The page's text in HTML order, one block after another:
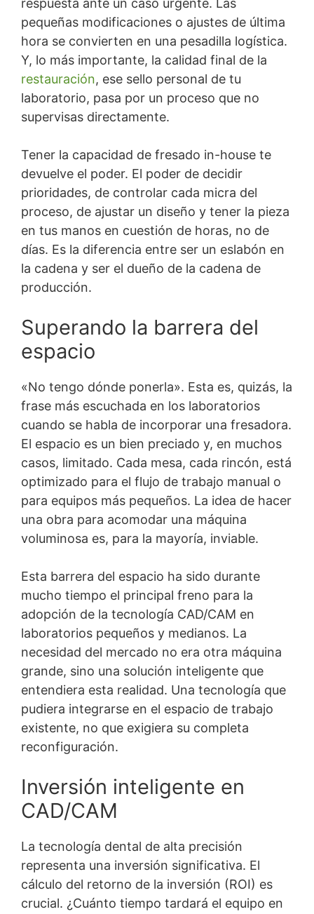
respuesta ante un caso urgente. Las
pequeñas modificaciones o ajustes de última
hora se convierten en una pesadilla logística.
Y, lo más importante, la calidad final de la
restauración, ese sello personal de tu
laboratorio, pasa por un proceso que no
supervisas directamente.
Tener la capacidad de fresado in-house te
devuelve el poder. El poder de decidir
prioridades, de controlar cada micra del
proceso, de ajustar un diseño y tener la pieza
en tus manos en cuestión de horas, no de
días. Es la diferencia entre ser un eslabón en
la cadena y ser el dueño de la cadena de
producción.
Superando la barrera del
espacio
«No tengo dónde ponerla». Esta es, quizás, la
frase más escuchada en los laboratorios
cuando se habla de incorporar una fresadora.
El espacio es un bien preciado y, en muchos
casos, limitado. Cada mesa, cada rincón, está
optimizado para el flujo de trabajo manual o
para equipos más pequeños. La idea de hacer
una obra para acomodar una máquina
voluminosa es, para la mayoría, inviable.
Esta barrera del espacio ha sido durante
mucho tiempo el principal freno para la
adopción de la tecnología CAD/CAM en
laboratorios pequeños y medianos. La
necesidad del mercado no era otra máquina
grande, sino una solución inteligente que
entendiera esta realidad. Una tecnología que
pudiera integrarse en el espacio de trabajo
existente, no que exigiera su completa
reconfiguración.
Inversión inteligente en
CAD/CAM
La tecnología dental de alta precisión
representa una inversión significativa. El
cálculo del retorno de la inversión (ROI) es
crucial. ¿Cuánto tiempo tardará el equipo en